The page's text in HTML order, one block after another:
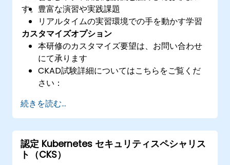
す。 豊富な演習や実践課題
リアルタイムの実習環境での手を動かす学習
カスタマイズオプション
本研修のカスタマイズ要望は、お問い合わせ
にて承ります
CKAD試験詳細についてはこちらをご覧くだ
さい：
kubernetes-application-developer-
ckad/
続きを読む...
認定 Kubernetes セキュリティスペシャリス
ト（CKS）